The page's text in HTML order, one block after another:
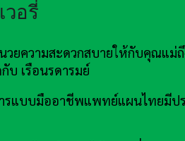
อรี่
วยความสะดวกสบายให้กับคุณแม่
บ เรือนรดารมย์
ารแบบมืออาชีพแพทย์แผนไทยมีป